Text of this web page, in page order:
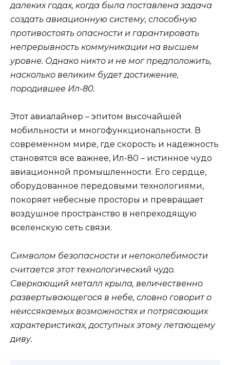
далеких годах, когда была поставлена задача
создать авиационную систему, способную
противостоять опасности и гарантировать
непрерывность коммуникации на высшем
уровне. Однако никто и не мог предположить,
насколько великим будет достижение,
породившее Ил-80.
Этот авиалайнер – эпитом высочайшей
мобильности и многофункциональности. В
современном мире, где скорость и надежность
становятся все важнее, Ил-80 – истинное чудо
авиационной промышленности. Его сердце,
оборудованное передовыми технологиями,
покоряет небесные просторы и превращает
воздушное пространство в непреходящую
вселенскую сеть связи.
Символом безопасности и непоколебимости
считается этот технологический чудо.
Сверкающий металл крыла, величественно
развертывающегося в небе, словно говорит о
неиссякаемых возможностях и потрясающих
характеристиках, доступных этому летающему
диву.